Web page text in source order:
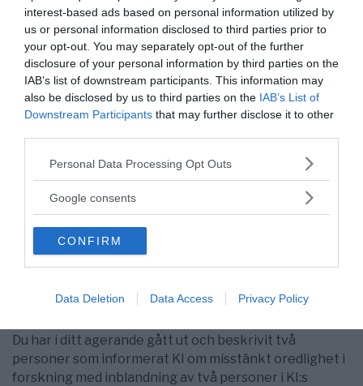
interest-based ads based on personal information utilized by
us or personal information disclosed to third parties prior to
your opt-out. You may separately opt-out of the further
disclosure of your personal information by third parties on the
IAB’s list of downstream participants. This information may
also be disclosed by us to third parties on the IAB’s List of
Downstream Participants that may further disclose it to other
Please note that this website/app uses one or more Google
not limited to your visit or usage behaviour. You may click to
use your data for below specified purposes in below Google
consent section.
Personal Data Processing Opt Outs
Google consents
CONFIRM
Data Deletion Data Access Privacy Policy
tagits.
Bland det mer stötande i affären är vidare att inget
som helst skadestånd har betalats ut till drabbade
patienter och deras anhöriga av KI, Karolinska
Universitetssjukhuset och Stockholms Läns
Landsting. Det senare har via sitt bolag Stockholm
Care tjänat ett större antal miljoner kronor på de
olagliga och dödsbringande transplantationerna av en
konstgjord luftstrupe, som ingick i de planer för
avancerad luftvägskirurgi som KI:s ledning målade ut i
samband med rekryteringen av Macchiarini. Denna var
i sig själv en rekrytering som skedde utan
hänsynstagande till de allvarliga varningar som man
fick från tidigare arbetsplatser, utan kontroll av CV
(som senare visade sig vara falskt), utan tagande av
referenser och utan sakkunnighetsbedömning.
Du har i ditt agerande gått ut och beskrivit två
personer som informerat KI om misstänkt oredlighet i
forskning med inblandning av två personer i KI:s